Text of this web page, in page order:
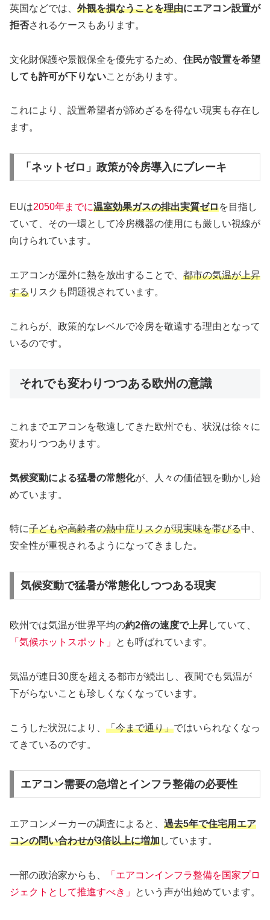
英国などでは、 外観を損なうことを理由にエアコン設置が
拒否されるケースもあります。
文化財保護や景観保全を優先するため、 住民が設置を希望
しても許可が下りないことがあります。
これにより、設置希望者が諦めざるを得ない現実も存在し
ます。
「ネットゼロ」政策が冷房導入にブレーキ
EUは2050年までに温室効果ガスの排出実質ゼロを目指し
ていて、その一環として冷房機器の使用にも厳しい視線が
向けられています。
エアコンが屋外に熱を放出することで、 都市の気温が上昇
するリスクも問題視されています。
これらが、政策的なレベルで冷房を敬遠する理由となって
いるのです。
それでも変わりつつある欧州の意識
これまでエアコンを敬遠してきた欧州でも、状況は徐々に
変わりつつあります。
気候変動による猛暑の常態化が、人々の価値観を動かし始
めています。
特に子どもや高齢者の熱中症リスクが現実味を帯びる中、
安全性が重視されるようになってきました。
気候変動で猛暑が常態化しつつある現実
欧州では気温が世界平均の約2倍の速度で上昇していて、
「気候ホットスポット」
とも呼ばれています。
気温が連日30度を超える都市が続出し、夜間でも気温が
下がらないことも珍しくなくなっています。
こうした状況により、 「今まで通り」ではいられなくなっ
てきているのです。
エアコン需要の急増とインフラ整備の必要性
エアコンメーカーの調査によると、 過去5年で住宅用エア
コンの問い合わせが3倍以上に増加しています。
一部の政治家からも、
「エアコンインフラ整備を国家プロ
ジェクトとして推進すべき」
という声が出始めています。